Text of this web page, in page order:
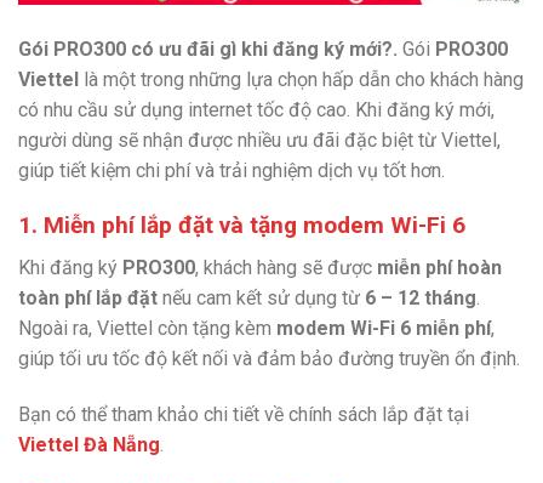
Gói PRO300 có ưu đãi gì khi đăng ký mới?. Gói PRO300
Viettel
là một trong những lựa chọn hấp dẫn cho khách hàng
có nhu cầu sử dụng internet tốc độ cao. Khi đăng ký mới,
người dùng sẽ nhận được nhiều ưu đãi đặc biệt từ Viettel,
giúp tiết kiệm chi phí và trải nghiệm dịch vụ tốt hơn.
1. Miễn phí lắp đặt và tặng modem Wi-Fi 6
Khi đăng ký PRO300, khách hàng sẽ được miễn phí hoàn
toàn phí lắp đặt nếu cam kết sử dụng từ 6 – 12 tháng
Ngoài ra, Viettel còn tặng kèm modem Wi-Fi 6 miễn phí,
giúp tối ưu tốc độ kết nối và đảm bảo đường truyền ổn định.
Bạn có thể tham khảo chi tiết về chính sách lắp đặt tại
Viettel Đà Nẵng